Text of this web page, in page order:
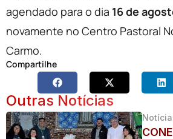
agendado para o dia 16 de
novamente no Centro Pastoral
Carmo.
Compartilhe
Outras Notícias